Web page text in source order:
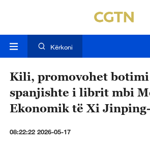
Kërkoni
Kili, promovohet botimi
spanjishte i librit mbi
Ekonomik të Xi
08:22:22 2026-05-17